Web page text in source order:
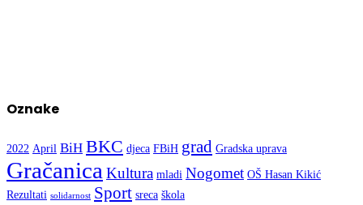
Oznake
2022 April BiH BKC djeca FBiH grad Gradska uprava
Gračanica Kultura mladi Nogomet OŠ Hasan Kikić
Rezultati solidarnost Sport sreca škola